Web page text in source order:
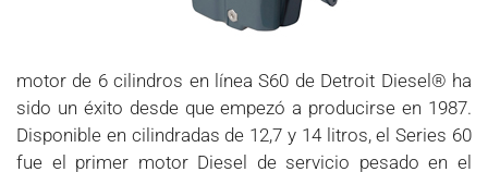
motor de 6 cilindros en línea S60 de Detroit Diesel® ha
sido un éxito desde que empezó a producirse en 1987.
Disponible en cilindradas de 12,7 y 14 litros, el Series 60
fue el primer motor Diesel de servicio pesado en el